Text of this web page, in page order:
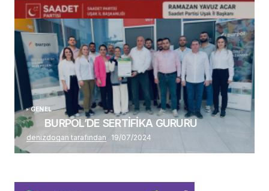
Alaattin Karahan tarafından 14/07/2026
GENEL
BURPOL’DE SERTİFİKA GURURU
denizdogan tarafından 19/07/2024